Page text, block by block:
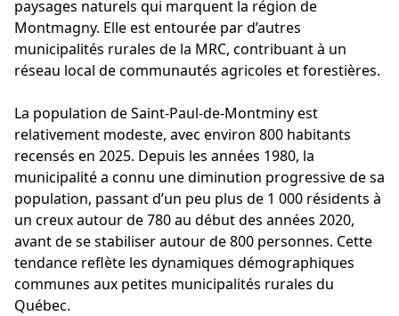
paysages naturels qui marquent la région de
Montmagny. Elle est entourée par d’autres
municipalités rurales de la MRC, contribuant à un
réseau local de communautés agricoles et forestières.
La population de Saint-Paul-de-Montminy est
relativement modeste, avec environ 800 habitants
recensés en 2025. Depuis les années 1980, la
municipalité a connu une diminution progressive de sa
population, passant d’un peu plus de 1 000 résidents à
un creux autour de 780 au début des années 2020,
avant de se stabiliser autour de 800 personnes. Cette
tendance reflète les dynamiques démographiques
communes aux petites municipalités rurales du
Québec.